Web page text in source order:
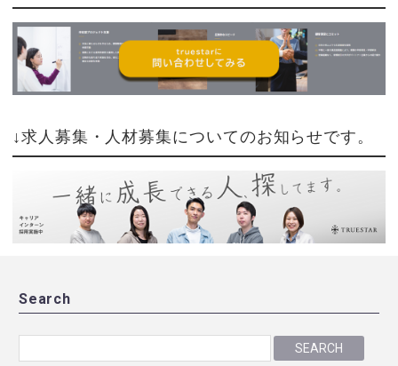
↓求人募集・人材募集についてのお知らせです。
Search
SEARCH